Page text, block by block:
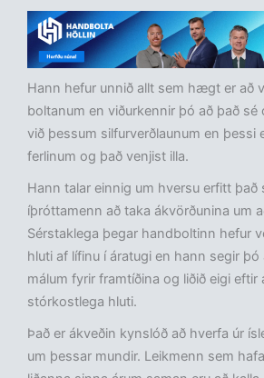
Hann hefur unnið allt sem hægt er að
boltanum en viðurkennir þó að það sé
við þessum silfurverðlaunum en þessi
ferlinum og það venjist illa.
Hann talar einnig um hversu erfitt það
íþróttamenn að taka ákvörðunina um
Sérstaklega þegar handboltinn hefur
hluti af lífinu í áratugi en hann segir þó
málum fyrir framtíðina og liðið eigi eftir
stórkostlega hluti.
Það er ákveðin kynslóð að hverfa úr
um þessar mundir. Leikmenn sem